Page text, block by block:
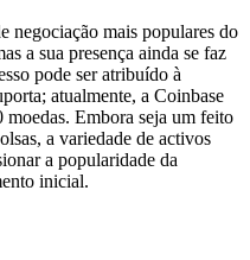
negociação mais populares do
a sua presença ainda se faz
pode ser atribuído à
atualmente, a Coinbase
Embora seja um feito
a variedade de activos
a popularidade da
inicial.